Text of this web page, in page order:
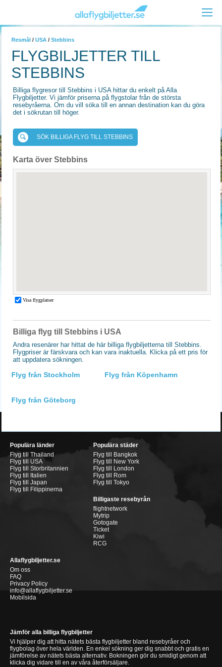
Resmål / USA / Stebbins
FLYGBILJETTER TILL
STEBBINS
Billiga flygresor till Stebbins i USA hittar du enkelt på Alla
Flygbiljetter. Vi jämför priserna på flygstolar från de största
resebyråerna. Om du vill söka till en annan destination kan du göra
det i sökrutan till höger.
SÖK BILLIGA FLYG TILL STEBBINS
Karta över Stebbins
Billiga flyg till Stebbins i USA
Andra resenärer har hittat de här billiga flygbiljetterna till Stebbins.
Flygpriser är färskvara och kan vara inaktuella. Klicka på ett pris för
att uppdatera sökningen.
Flyg från Stockholm Flyg från Köpenhamn
Flyg från Göteborg
Populära länder
Flyg till Thailand
Flyg till USA
Flyg till Storbritannien
Flyg till Italien
Flyg till Japan
Flyg till Filippinerna
Populära städer
Flyg till Bangkok
Flyg till New York
Flyg till London
Flyg till Rom
Flyg till Tokyo
Billigaste resebyrån
flightnetwork
Mytrip
Gotogate
Ticket
Kiwi
RCG
Allaflygbiljetter.se
Om oss
FAQ
Privacy Policy
info@allaflygbiljetter.se
Mobilsida
Jämför alla billiga flygbiljetter
Vi hjälper dig att hitta nätets bästa flygbiljetter bland resebyråer och
flygbolag över hela världen. En enkel sökning ger dig snabbt och gratis en
jämförelse av nätets bästa alternativ. Bokningen gör du smidigt genom att
klicka dig vidare till en av våra återförsäljare.